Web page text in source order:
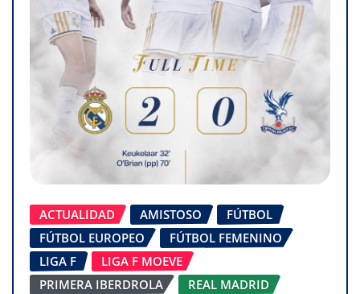
ACTUALIDAD AMISTOSO
FÚTBOL
FÚTBOL EUROPEO
FÚTBOL FEMENINO
LIGA F
LIGA F MOEVE
PRIMERA IBERDROLA
REAL MADRID